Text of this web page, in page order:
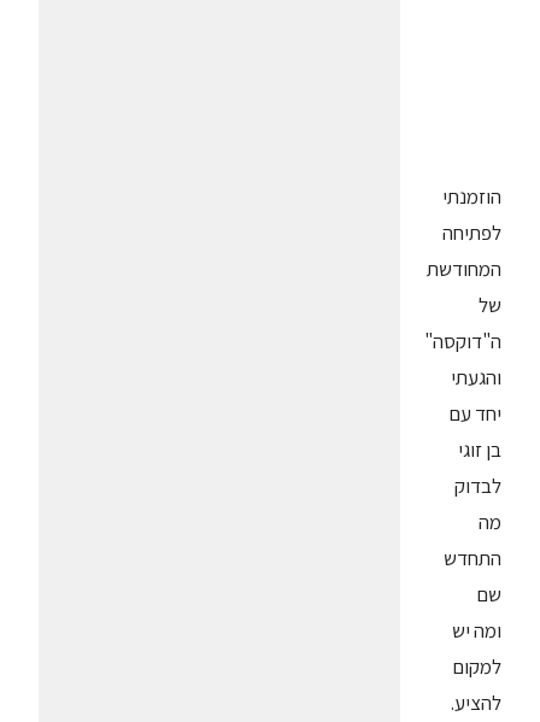
הוזמנתי
לפתיחה
המחודשת
של
ה"דוקסה"
והגעתי
יחד עם
בן זוגי
לבדוק
מה
התחדש
שם
ומה יש
למקום
להציע.